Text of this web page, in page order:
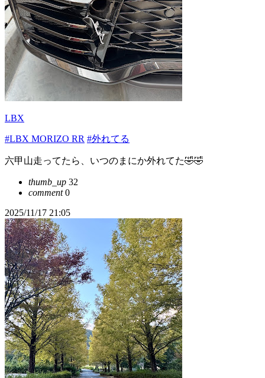
LBX
#LBX MORIZO RR #外れてる
六甲山走ってたら、いつのまにか外れてた🤣🤣
thumb_up 32
comment0
2025/11/17 21:05